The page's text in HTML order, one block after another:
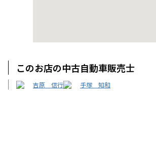
このお店の中古自動車販売士
吉原 信行 手塚 知和